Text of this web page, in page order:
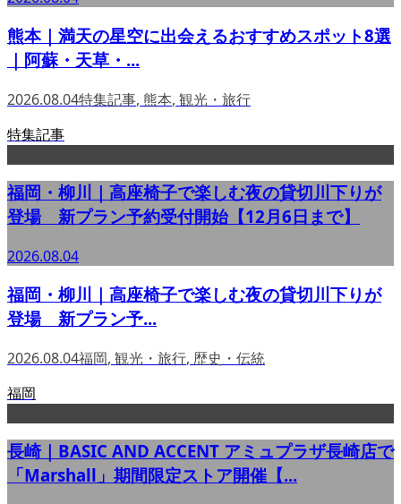
熊本｜満天の星空に出会えるおすすめスポット8選
｜阿蘇・天草・...
2026.08.04特集記事, 熊本, 観光・旅行
特集記事
福岡・柳川｜高座椅子で楽しむ夜の貸切川下りが
登場 新プラン予約受付開始【12月6日まで】
2026.08.04
福岡・柳川｜高座椅子で楽しむ夜の貸切川下りが
登場 新プラン予...
2026.08.04福岡, 観光・旅行, 歴史・伝統
福岡
長崎｜BASIC AND ACCENT アミュプラザ長崎店で
「Marshall」期間限定ストア開催【...